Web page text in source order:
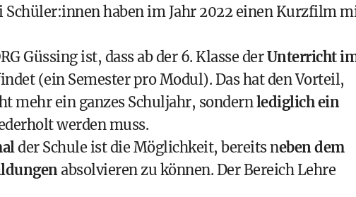
Schüler:innen haben im Jahr 2022 einen Kurzfilm
Güssing ist, dass ab der 6. Klasse derUnterricht
(ein Semester pro Modul). Das hat den Vorteil,
mehr ein ganzes Schuljahr, sondernlediglich ein
werden muss.
der Schule ist die Möglichkeit, bereits neben dem
absolvieren zu können. Der Bereich Lehre